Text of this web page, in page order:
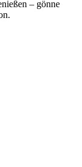
– gönne